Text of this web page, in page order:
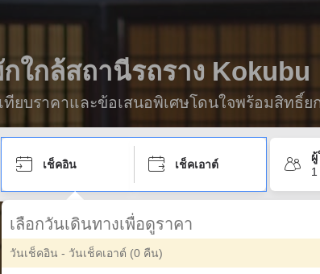
ใกล้สถานีรถราง Kokubu
ทียบราคาและข้อเสนอพิเศษโดนใจพร้อมสิทธิ์ย
เช็คอิน เช็คเอาต์
เลือกวันเดินทางเพื่อดูราคา
วันเช็คอิน - วันเช็คเอาต์ (0 คืน)